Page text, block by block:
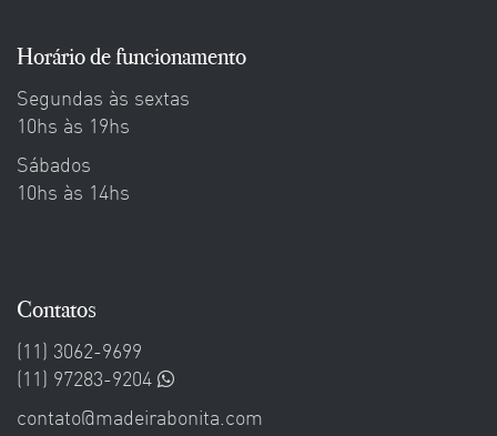
Horário de funcionamento
Segundas às sextas
10hs às 19hs
Sábados
10hs às 14hs
Contatos
(11) 3062-9699
(11) 97283-9204
contato@madeirabonita.com